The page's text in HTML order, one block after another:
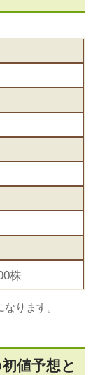
株
ります。
値予想と